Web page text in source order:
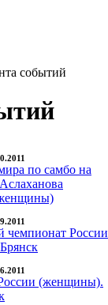
событий
по самбо на
чемпионат России
(женщины).